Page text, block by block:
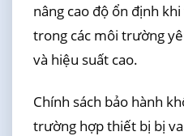
nâng cao độ ổn định
trong các môi trường
và hiệu suất cao.
Chính sách bảo hành
trường hợp thiết bị bị